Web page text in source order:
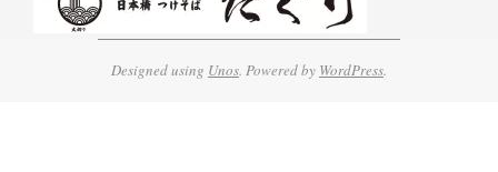
Designed using Unos. Powered by WordPress.